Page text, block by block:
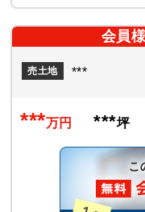
会員
売土地 ***
***万円 ***坪